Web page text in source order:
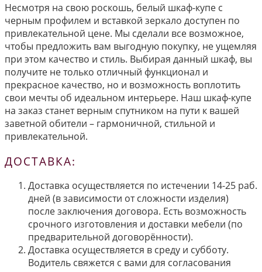
Несмотря на свою роскошь, белый шкаф-купе с
черным профилем и вставкой зеркало доступен по
привлекательной цене. Мы сделали все возможное,
чтобы предложить вам выгодную покупку, не ущемляя
при этом качество и стиль. Выбирая данный шкаф, вы
получите не только отличный функционал и
прекрасное качество, но и возможность воплотить
свои мечты об идеальном интерьере. Наш шкаф-купе
на заказ станет верным спутником на пути к вашей
заветной обители – гармоничной, стильной и
привлекательной.
ДОСТАВКА:
Доставка осуществляется по истечении 14-25 раб.
дней (в зависимости от сложности изделия)
после заключения договора. Есть возможность
срочного изготовления и доставки мебели (по
предварительной договорённости).
Доставка осуществляется в среду и субботу.
Водитель свяжется с вами для согласования